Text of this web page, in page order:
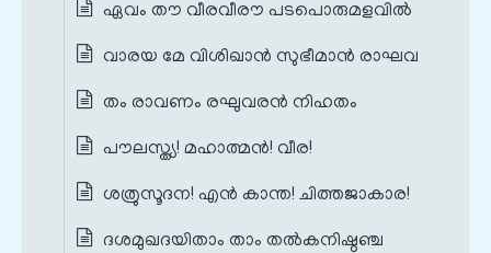
ഏവം തൗ വീരവീരൗ പടപൊരുമളവിൽ
വാരയ മേ വിശിഖാൻ സുഭീമാൻ രാഘവ
തം രാവണം രഘുവരൻ നിഹതം
പൗലസ്ത്യ! മഹാത്മൻ! വീര!
ശത്രുസൂദന! എൻ കാന്ത! ചിത്തജാകാര!
ദശമുഖദയിതാം താം തൽകനിഷ്ഠഞ്ച